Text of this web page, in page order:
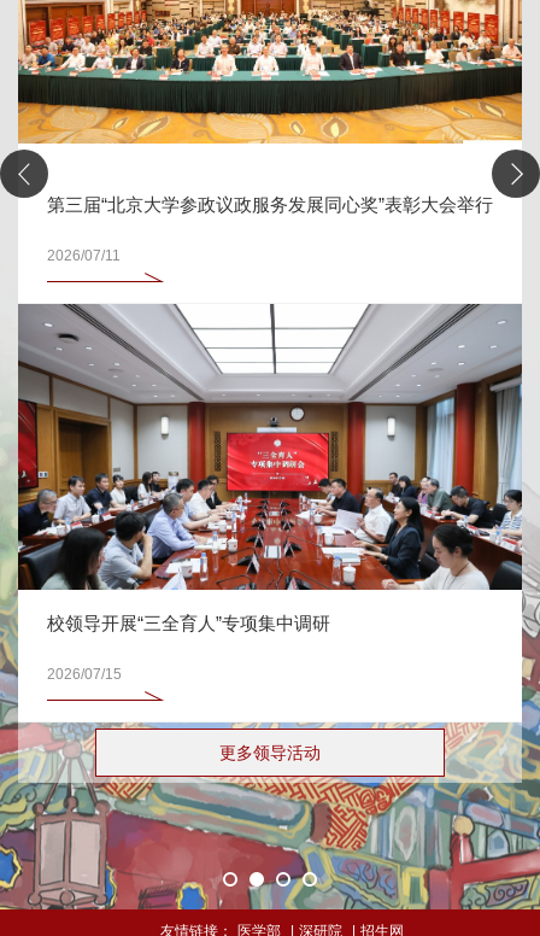
第三届“北京大学参政议政服务发展同心奖”表彰大会举行
2026/07/11
校领导开展“三全育人”专项集中调研
2026/07/15
更多领导活动
友情链接： 医学部 | 深研院 | 招生网